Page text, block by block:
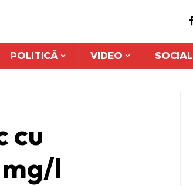
POLITICĂ VIDEO SOCIAL
cu
l